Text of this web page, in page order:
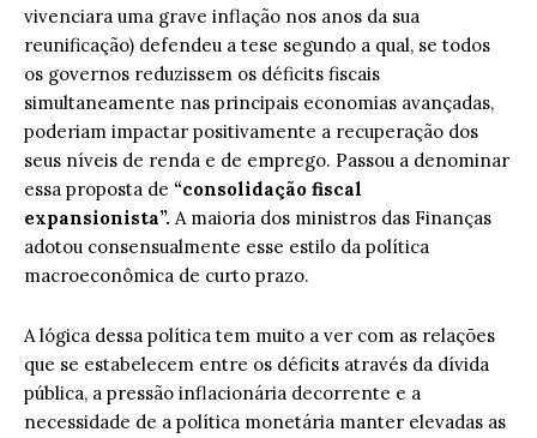
vivenciara uma grave inflação nos anos da sua
reunificação) defendeu a tese segundo a qual, se todos
os governos reduzissem os déficits fiscais
simultaneamente nas principais economias avançadas,
poderiam impactar positivamente a recuperação dos
seus níveis de renda e de emprego. Passou a denominar
essa proposta de “consolidação fiscal
expansionista”. A maioria dos ministros das Finanças
adotou consensualmente esse estilo da política
macroeconômica de curto prazo.
A lógica dessa política tem muito a ver com as relações
que se estabelecem entre os déficits através da dívida
pública, a pressão inflacionária decorrente e a
necessidade de a política monetária manter elevadas as